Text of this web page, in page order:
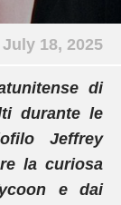
July 18, 2025
di
durante le
Jeffrey
la curiosa
e dai